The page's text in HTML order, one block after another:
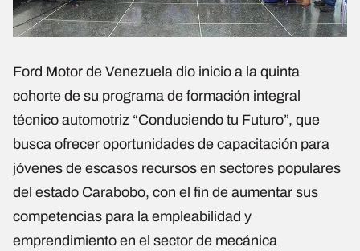
Ford Motor de Venezuela dio inicio a la quinta
cohorte de su programa de formación integral
técnico automotriz “Conduciendo tu Futuro”, que
busca ofrecer oportunidades de capacitación para
jóvenes de escasos recursos en sectores populares
del estado Carabobo, con el fin de aumentar sus
competencias para la empleabilidad y
emprendimiento en el sector de mecánica